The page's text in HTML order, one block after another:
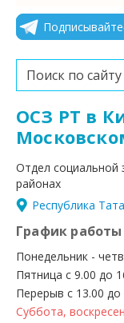
Искать...
ОСЗ РТ в
Отдел
районах
Республика
График работы
Понедельник -
Пятница с 9.00 до
Перерыв с 13.00 до
Суббота,